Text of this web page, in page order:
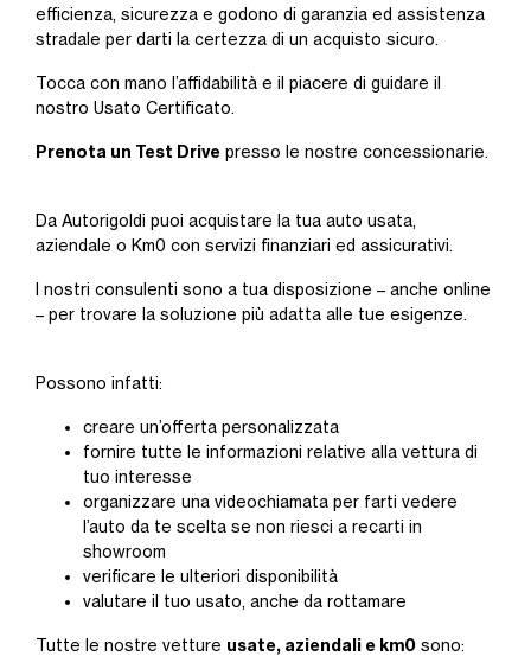
efficienza, sicurezza e godono di garanzia ed assistenza
stradale per darti la certezza di un acquisto sicuro.
Tocca con mano l’affidabilità e il piacere di guidare il
nostro Usato Certificato.
Prenota un Test Drive presso le nostre concessionarie.
Da Autorigoldi puoi acquistare la tua auto usata,
aziendale o Km0 con servizi finanziari ed assicurativi.
I nostri consulenti sono a tua disposizione – anche online
– per trovare la soluzione più adatta alle tue esigenze.
Possono infatti:
creare un’offerta personalizzata
fornire tutte le informazioni relative alla vettura di
tuo interesse
organizzare una videochiamata per farti vedere
l’auto da te scelta se non riesci a recarti in
showroom
verificare le ulteriori disponibilità
valutare il tuo usato, anche da rottamare
Tutte le nostre vetture usate, aziendali e km0 sono: